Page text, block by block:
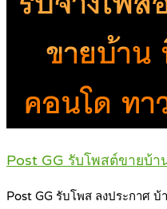
Post GG รับโพสต์ขายบ้
Post GG รับโพส ลงประกาศ